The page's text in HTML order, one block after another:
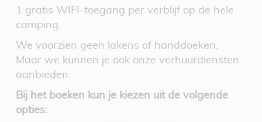
1 gratis WIFI-toegang per verblijf op de hele
camping.
We voorzien geen lakens of handdoeken.
Maar we kunnen je ook onze verhuurdiensten
aanbieden.
Bij het boeken kun je kiezen uit de volgende
opties: